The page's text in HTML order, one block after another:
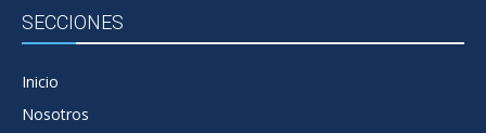
SECCIONES
Inicio
Nosotros